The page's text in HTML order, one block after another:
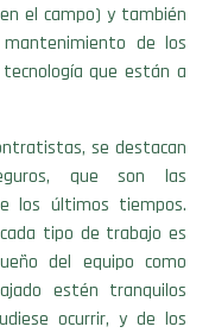
el campo) y también
de los
que están a
se destacan
que son las
los últimos tiempos.
tipo de trabajo es
del equipo como
estén tranquilos
ocurrir, y de los